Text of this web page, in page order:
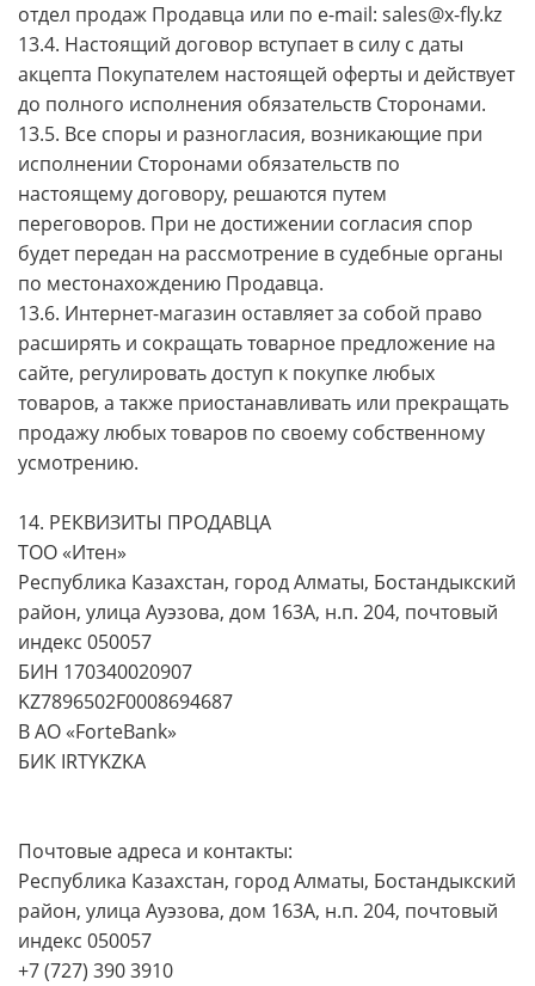
отдел продаж Продавца или по e-mail: sales@x-fly.kz
13.4. Настоящий договор вступает в силу с даты
акцепта Покупателем настоящей оферты и действует
до полного исполнения обязательств Сторонами.
13.5. Все споры и разногласия, возникающие при
исполнении Сторонами обязательств по
настоящему договору, решаются путем
переговоров. При не достижении согласия спор
будет передан на рассмотрение в судебные органы
по местонахождению Продавца.
13.6. Интернет-магазин оставляет за собой право
расширять и сокращать товарное предложение на
сайте, регулировать доступ к покупке любых
товаров, а также приостанавливать или прекращать
продажу любых товаров по своему собственному
усмотрению.
14. РЕКВИЗИТЫ ПРОДАВЦА
ТОО «Итен»
Республика Казахстан, город Алматы, Бостандыкский
район, улица Ауэзова, дом 163А, н.п. 204, почтовый
индекс 050057
БИН 170340020907
KZ7896502F0008694687
В АО «ForteBank»
БИК IRTYKZKA
Почтовые адреса и контакты:
Республика Казахстан, город Алматы, Бостандыкский
район, улица Ауэзова, дом 163А, н.п. 204, почтовый
индекс 050057
+7 (727) 390 3910